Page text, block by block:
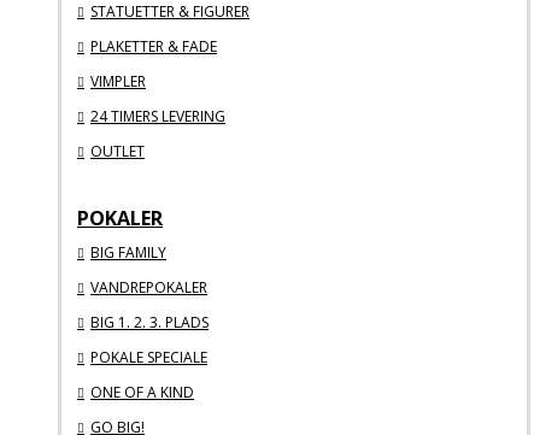
STATUETTER & FIGURER
PLAKETTER & FADE
VIMPLER
24 TIMERS LEVERING
OUTLET
POKALER
BIG FAMILY
VANDREPOKALER
BIG 1. 2. 3. PLADS
POKALE SPECIALE
ONE OF A KIND
GO BIG!